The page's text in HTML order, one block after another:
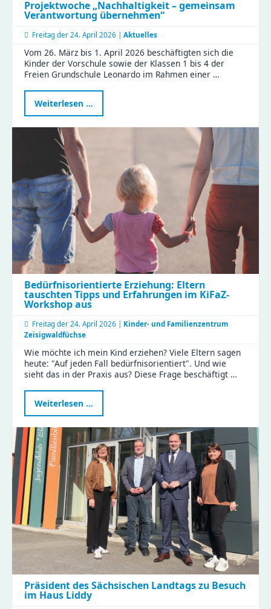
Projektwoche „Nachhaltigkeit – gemeinsam
Verantwortung übernehmen“
Freitag der 24. April 2026 | Aktuelles
Vom 26. März bis 1. April 2026 beschäftigten sich die
Kinder der Vorschule sowie der Klassen 1 bis 4 der
Freien Grundschule Leonardo im Rahmen einer …
Weiterlesen …
„Nachhaltigkeit
–
Bedürfnisorientierte Erziehung: Eltern
tauschten Tipps und Erfahrungen im KiFaZ-
Workshop aus
Freitag der 24. April 2026 | Kinder- und Familienzentrum
Zeisigwaldfüchse
Wie möchte ich mein Kind erziehen? Viele Eltern sagen
heute: "Auf jeden Fall bedürfnisorientiert". Und wie
sieht das in der Praxis aus? Diese Frage beschäftigt …
Weiterlesen …
Erziehung:
Eltern
tauschten
Tipps
und
Erfahrungen
im
KiFaZ-
Workshop
aus
Präsident des Sächsischen Landtags zu Besuch
im Haus Liddy